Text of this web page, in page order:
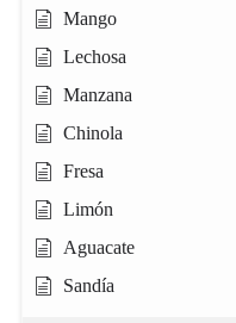
Mango
Lechosa
Manzana
Chinola
Fresa
Limón
Aguacate
Sandía